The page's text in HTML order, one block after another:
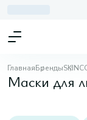
ГлавнаяБренды
Маски для